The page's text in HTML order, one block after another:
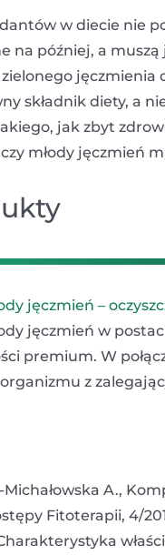
w diecie nie
na później, a
jęczmienia
składnik diety, a
jak zbyt
młody jęczmień
jęczmień –
jęczmień w
premium. W
z
Michałowska A.,
Fitoterapii, 4/